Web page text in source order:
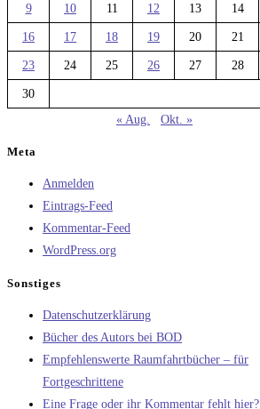
9 10 11 12 13 14
16 17 18 19 20 21
23 24 25 26 27 28
30
« Aug.
Okt. »
Meta
Anmelden
Eintrags-Feed
Kommentar-Feed
WordPress.org
Sonstiges
Datenschutzerklärung
Bücher des Autors bei BOD
Empfehlenswerte Raumfahrtbücher – für
Fortgeschrittene
Eine Frage oder ihr Kommentar fehlt hier?